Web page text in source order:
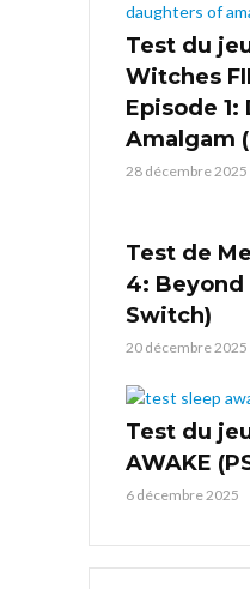
Test du
Witches
Episode
Amalgam
28 décembre 2025
Test de
4: Beyond
Switch)
20 décembre 2025
Test du
AWAKE
6 décembre 2025